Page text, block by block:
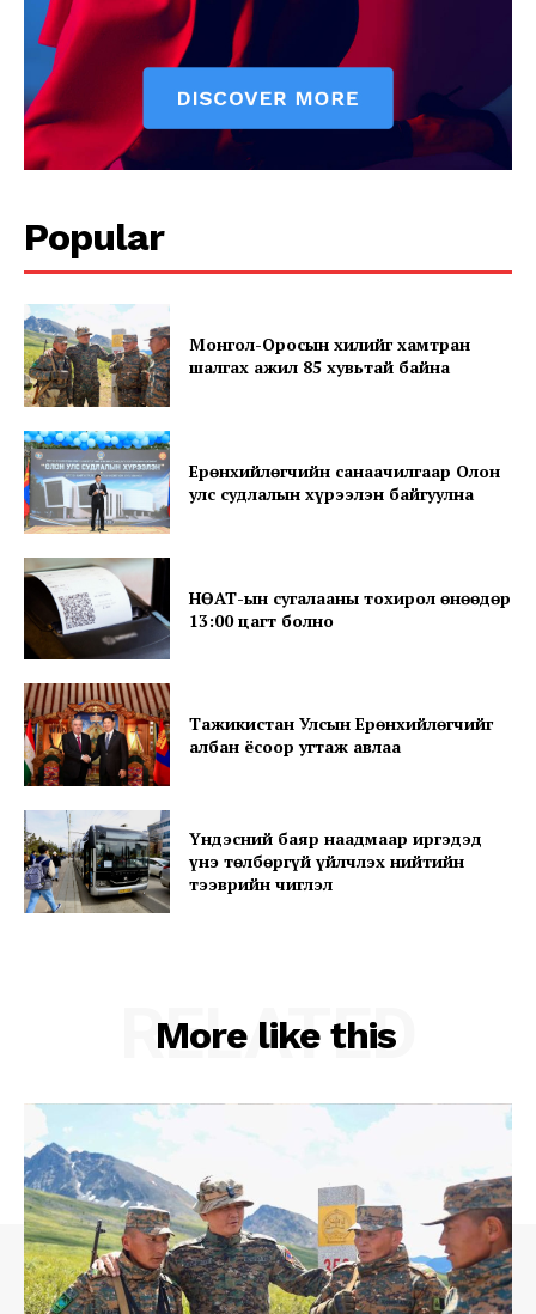
SUBSCRIBE NOW
Company
About
Contact us
Subscription Plans
My account
Popular
Монгол-Оросын хилийг хамтран
шалгах ажил 85 хувьтай байна
Ерөнхийлөгчийн санаачилгаар Олон
улс судлалын хүрээлэн байгуулна
НӨАТ-ын сугалааны тохирол өнөөдөр
13:00 цагт болно
Тажикистан Улсын Ерөнхийлөгчийг
албан ёсоор угтаж авлаа
Үндэсний баяр наадмаар иргэдэд
үнэ төлбөргүй үйлчлэх нийтийн
тээврийн чиглэл
More like this
RELATED